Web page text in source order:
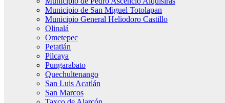
Municipio de San Miguel Totolapan
Municipio General Heliodoro Castillo
Olinalá
Ometepec
Petatlán
Pilcaya
Pungarabato
Quechultenango
San Luis Acatlán
San Marcos